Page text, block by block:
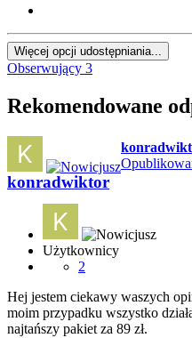
Więcej opcji udostępniania...
Obserwujący 3
Rekomendowane
konradwiktor
Użytkownicy
2
Hej jestem ciekawy waszych
moim przypadku wszystko
najtańszy pakiet za 89 zł.